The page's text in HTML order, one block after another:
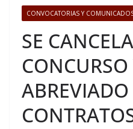
CONVOCATORIAS Y
SE